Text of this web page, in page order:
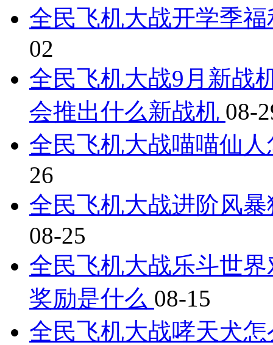
全民飞机大战开学季
02
全民飞机大战9月新战
会推出什么新战机 08-
全民飞机大战喵喵仙
26
全民飞机大战进阶风
08-25
全民飞机大战乐斗世
奖励是什么 08-15
全民飞机大战哮天犬